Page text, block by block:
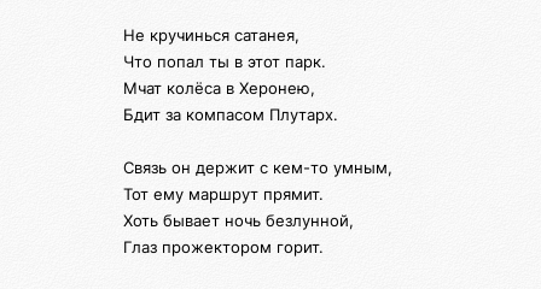
Не кручинься сатанея,
Что попал ты в этот парк.
Мчат колёса в Херонею,
Бдит за компасом Плутарх.
Связь он держит с кем-то умным,
Тот ему маршрут прямит.
Хоть бывает ночь безлунной,
Глаз прожектором горит.